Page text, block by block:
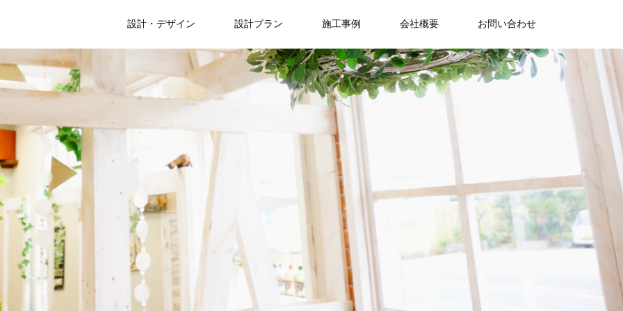
設計・デザイン 設計プラン 施工事例 会社概要 お問い合わせ